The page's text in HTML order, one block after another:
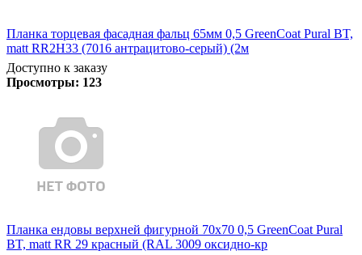
Планка торцевая фасадная фальц 65мм 0,5 GreenCoat Pural BT,
matt RR2H33 (7016 антрацитово-серый) (2м
Доступно к заказу
Просмотры: 123
Планка ендовы верхней фигурной 70x70 0,5 GreenCoat Pural
BT, matt RR 29 красный (RAL 3009 оксидно-кр